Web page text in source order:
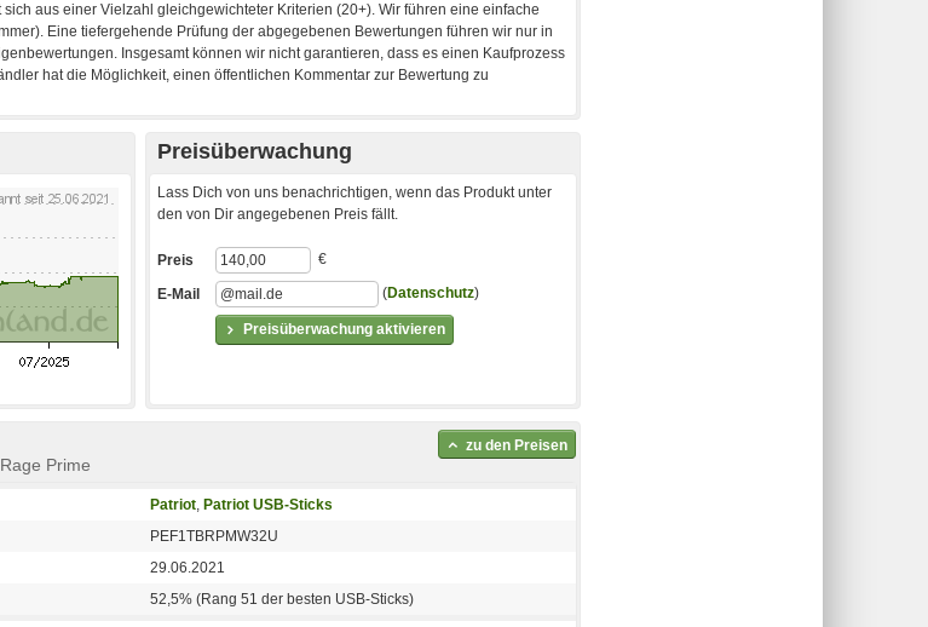
Preisüberwachung
Lass Dich von uns benachrichtigen, wenn das Produkt unter
den von Dir angegebenen Preis fällt.
Preisüberwachung aktivieren
Preis €
E-Mail (Datenschutz)
Prime
zu den Preisen
Patriot, Patriot USB-Sticks
PEF1TBRPMW32U
29.06.2021
52,5% (Rang 51 der besten USB-Sticks)